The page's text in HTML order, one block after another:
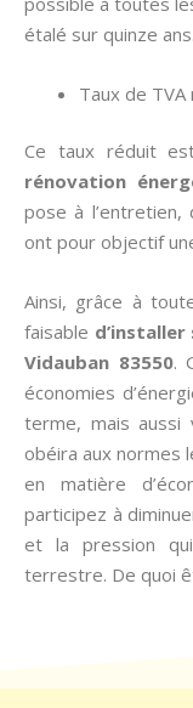
étalé sur quinze ans.
Taux de
Ce taux réduit
rénovation
pose à
ont pour objectif
Ainsi, grâce à
faisable
Vidauban 83550.
économies
terme, mais aussi
obéira aux normes
en matière
participez à
et la pression
terrestre. De quoi